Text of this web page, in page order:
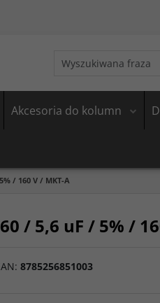
Akcesoria do kolumn
/ 160 V / MKT-A
/ 5,6 uF / 5% /
: 8785256851003